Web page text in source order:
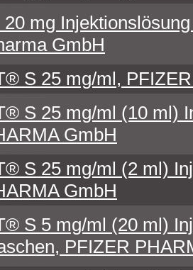
mg
GmbH
S 25 mg/ml,
S 25 mg/ml (10 ml)
GmbH
S 25 mg/ml (2 ml)
GmbH
S 5 mg/ml (20 ml)
PFIZER